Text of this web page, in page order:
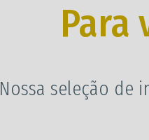
Para
Nossa seleção de